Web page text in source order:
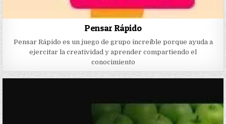
Pensar Rápido
Pensar Rápido es un juego de grupo increíble porque ayuda a
ejercitar la creatividad y aprender compartiendo el
conocimiento